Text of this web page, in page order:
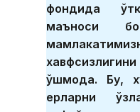
фондида
маъноси
қўшмоқда. Бу,
ерларни